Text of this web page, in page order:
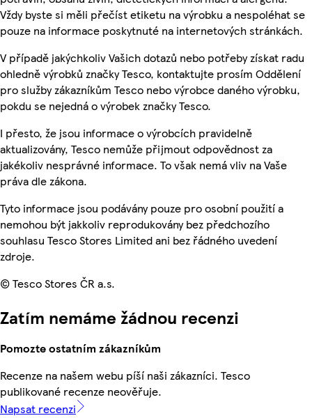
Vždy byste si měli přečíst etiketu na výrobku a nespoléhat se
pouze na informace poskytnuté na internetových stránkách.
V případě jakýchkoliv Vašich dotazů nebo potřeby získat radu
ohledně výrobků značky Tesco, kontaktujte prosím Oddělení
pro služby zákazníkům Tesco nebo výrobce daného výrobku,
pokdu se nejedná o výrobek značky Tesco.
I přesto, že jsou informace o výrobcích pravidelně
aktualizovány, Tesco nemůže přijmout odpovědnost za
jakékoliv nesprávné informace. To však nemá vliv na Vaše
práva dle zákona.
Tyto informace jsou podávány pouze pro osobní použití a
nemohou být jakkoliv reprodukovány bez předchozího
souhlasu Tesco Stores Limited ani bez řádného uvedení
zdroje.
© Tesco Stores ČR a.s.
Zatím nemáme žádnou recenzi
Pomozte ostatním zákazníkům
Recenze na našem webu píší naši zákazníci. Tesco
publikované recenze neověřuje.
Napsat recenzi